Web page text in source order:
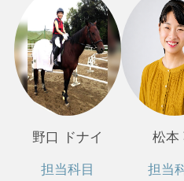
野口 ドナイ
担当科目
松本
担当